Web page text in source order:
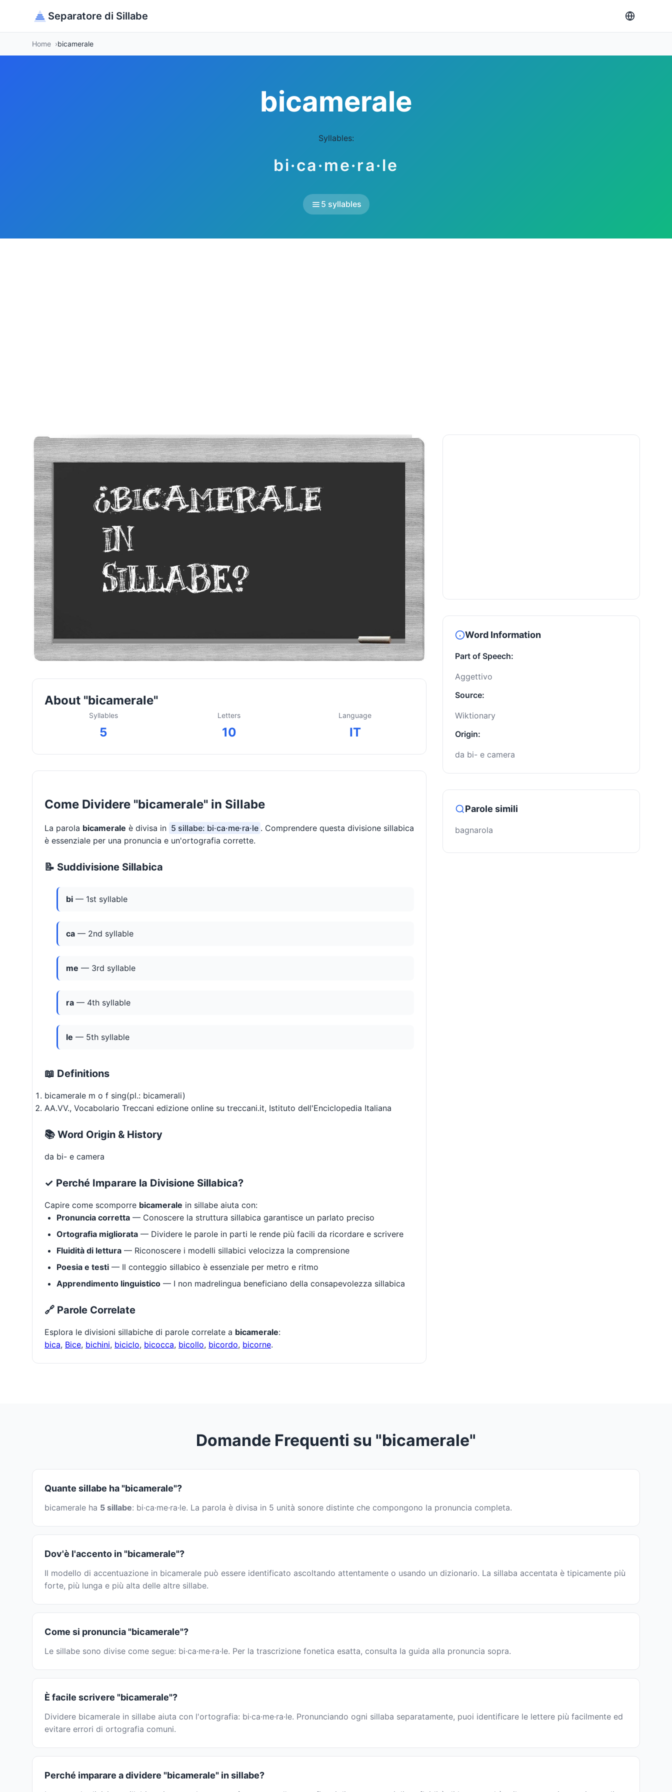
Separatore di Sillabe
Home bicamerale
bicamerale
Syllables:
bi·ca·me·ra·le
5 syllables
About "bicamerale"
Syllables
5
Letters
10
Language
IT
Come Dividere "bicamerale" in Sillabe
La parola bicamerale è divisa in 5 sillabe: bi·ca·me·ra·le . Comprendere questa divisione sillabica
è essenziale per una pronuncia e un'ortografia corrette.
📝 Suddivisione Sillabica
bi — 1st syllable
ca — 2nd syllable
me — 3rd syllable
ra — 4th syllable
le — 5th syllable
📖 Definitions
bicamerale m o f sing(pl.: bicamerali)
AA.VV., Vocabolario Treccani edizione online su treccani.it, Istituto dell'Enciclopedia Italiana
📚 Word Origin & History
da bi- e camera
✓ Perché Imparare la Divisione Sillabica?
Capire come scomporre bicamerale in sillabe aiuta con:
Pronuncia corretta — Conoscere la struttura sillabica garantisce un parlato preciso
Ortografia migliorata — Dividere le parole in parti le rende più facili da ricordare e scrivere
Fluidità di lettura — Riconoscere i modelli sillabici velocizza la comprensione
Poesia e testi — Il conteggio sillabico è essenziale per metro e ritmo
Apprendimento linguistico — I non madrelingua beneficiano della consapevolezza sillabica
🔗 Parole Correlate
Esplora le divisioni sillabiche di parole correlate a bicamerale:
bica, Bice, bichini, biciclo, bicocca, bicollo, bicordo, bicorne.
Word Information
Part of Speech:
Aggettivo
Source:
Wiktionary
Origin:
da bi- e camera
Parole simili
bagnarola
Domande Frequenti su "bicamerale"
Quante sillabe ha "bicamerale"?
bicamerale ha 5 sillabe: bi·ca·me·ra·le. La parola è divisa in 5 unità sonore distinte che compongono la pronuncia completa.
Dov'è l'accento in "bicamerale"?
Il modello di accentuazione in bicamerale può essere identificato ascoltando attentamente o usando un dizionario. La sillaba accentata è tipicamente più
forte, più lunga e più alta delle altre sillabe.
Come si pronuncia "bicamerale"?
Le sillabe sono divise come segue: bi·ca·me·ra·le. Per la trascrizione fonetica esatta, consulta la guida alla pronuncia sopra.
È facile scrivere "bicamerale"?
Dividere bicamerale in sillabe aiuta con l'ortografia: bi·ca·me·ra·le. Pronunciando ogni sillaba separatamente, puoi identificare le lettere più facilmente ed
evitare errori di ortografia comuni.
Perché imparare a dividere "bicamerale" in sillabe?